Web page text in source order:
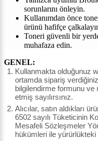
sorunlarını önleyin.
Kullanımdan önce
ürünü hafifçe
Toneri güvenli bir
muhafaza edin.
GENEL:
Kullanmakta olduğunuz
ortamda sipariş
bilgilendirme formunu ve
etmiş sayılırsınız.
Alıcılar, satın aldıkları
6502 sayılı Tüketicinin
Mesafeli Sözleşmeler
hükümleri ile